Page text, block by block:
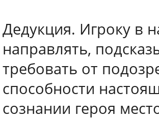
Дедукция. Игроку в
направлять,
требовать от
способности
сознании героя